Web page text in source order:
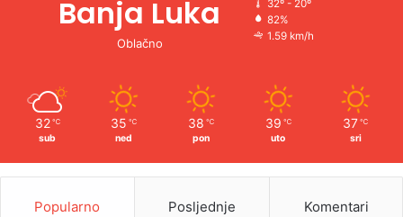
Banja Luka
Oblačno
32º - 20º
82%
1.59 km/h
32 ℃
sub
35 ℃
ned
38 ℃
pon
39 ℃
uto
37 ℃
sri
Popularno Posljednje Komentari